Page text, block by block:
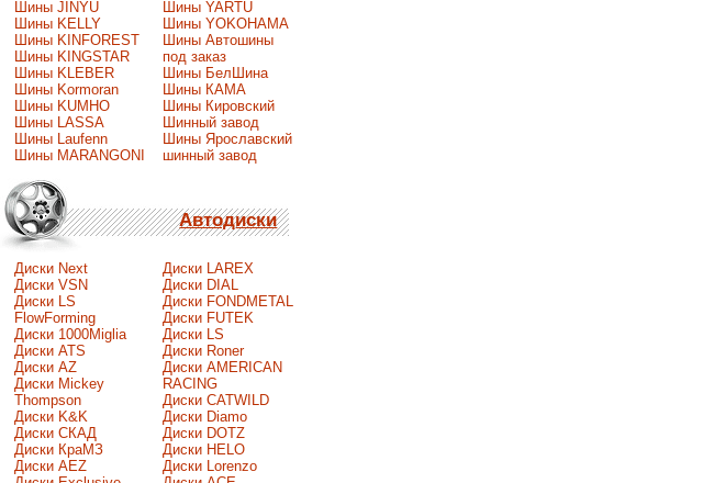
Шины JINYU
Шины KELLY
Шины KINFOREST
Шины KINGSTAR
Шины KLEBER
Шины Kormoran
Шины KUMHO
Шины LASSA
Шины Laufenn
Шины MARANGONI
Шины YARTU
Шины YOKOHAMA
Шины Автошины
под заказ
Шины БелШина
Шины КАМА
Шины Кировский
Шинный завод
Шины Ярославский
шинный завод
Автодиски
Диски Next
Диски VSN
Диски LS
FlowForming
Диски 1000Miglia
Диски ATS
Диски AZ
Диски Mickey
Thompson
Диски K&K
Диски СКАД
Диски КраМЗ
Диски AEZ
Диски LAREX
Диски DIAL
Диски FONDMETAL
Диски FUTEK
Диски LS
Диски Roner
Диски AMERICAN
RACING
Диски CATWILD
Диски Diamo
Диски DOTZ
Диски HELO
Диски Lorenzo